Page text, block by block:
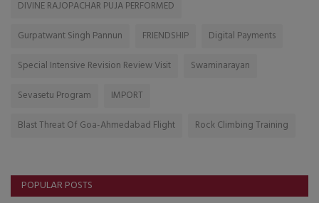
DIVINE RAJOPACHAR PUJA PERFORMED
Gurpatwant Singh Pannun
FRIENDSHIP
Digital Payments
Special Intensive Revision Review Visit
Swaminarayan
Sevasetu Program
IMPORT
Blast Threat Of Goa-Ahmedabad Flight
Rock Climbing Training
POPULAR POSTS